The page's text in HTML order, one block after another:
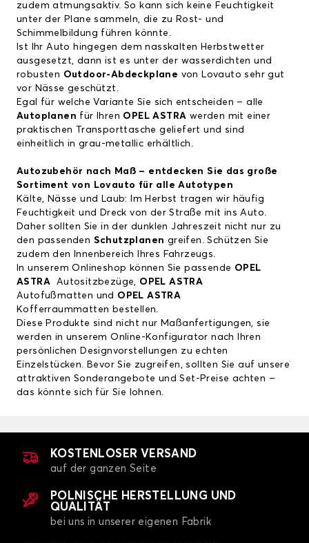
zudem atmungsaktiv. So kann sich keine Feuchtigkeit
unter der Plane sammeln, die zu Rost- und
Schimmelbildung führen könnte.
Ist Ihr Auto hingegen dem nasskalten Herbstwetter
ausgesetzt, dann ist es unter der wasserdichten und
robusten Outdoor-Abdeckplane von Lovauto sehr gut
vor Nässe geschützt.
Egal für welche Variante Sie sich entscheiden – alle
Autoplanen für Ihren OPEL ASTRA werden mit einer
praktischen Transporttasche geliefert und sind
einheitlich in grau-metallic erhältlich.
Autozubehör nach Maß – entdecken Sie das große
Sortiment von Lovauto für alle Autotypen
Kälte, Nässe und Laub: Im Herbst tragen wir häufig
Feuchtigkeit und Dreck von der Straße mit ins Auto.
Daher sollten Sie in der dunklen Jahreszeit nicht nur zu
den passenden Schutzplanen greifen. Schützen Sie
zudem den Innenbereich Ihres Fahrzeugs.
In unserem Onlineshop können Sie passende OPEL
ASTRA
Autositzbezüge, OPEL ASTRA
Autofußmatten und OPEL ASTRA
Kofferraummatten bestellen.
Diese Produkte sind nicht nur Maßanfertigungen, sie
werden in unserem Online-Konfigurator nach Ihren
persönlichen Designvorstellungen zu echten
Einzelstücken. Bevor Sie zugreifen, sollten Sie auf unsere
attraktiven Sonderangebote und Set-Preise achten –
das könnte sich für Sie lohnen.
KOSTENLOSER VERSAND
auf der ganzen Seite
POLNISCHE HERSTELLUNG UND
QUALITÄT
bei uns in unserer eigenen Fabrik